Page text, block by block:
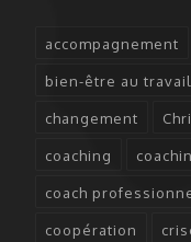
accompagnement
bien-être au travail
changement
coaching
coach
coopération